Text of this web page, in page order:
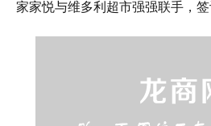
家家悦与维多利超市强强联手，签